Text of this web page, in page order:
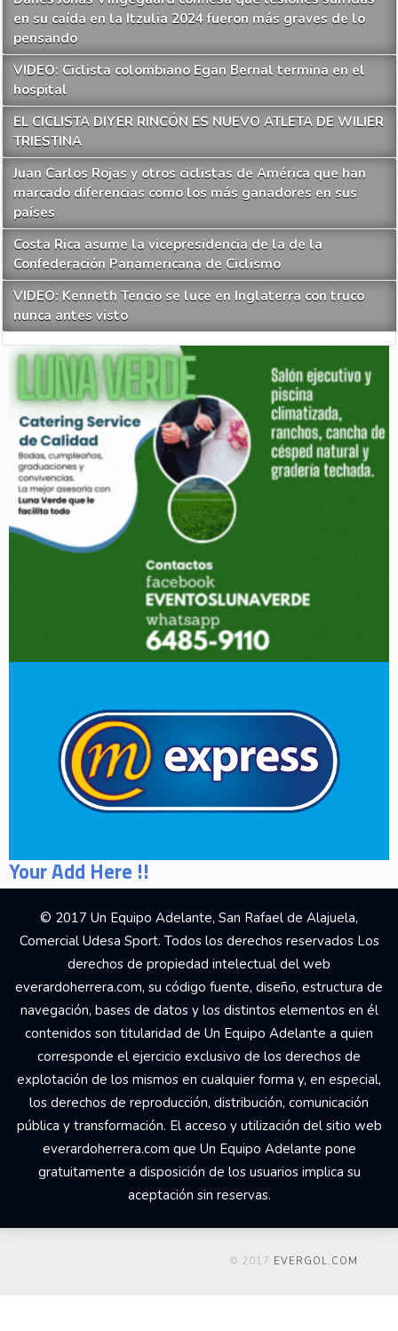
en su caída en la Itzulia 2024 fueron más graves de lo
pensando
VIDEO: Ciclista colombiano Egan Bernal termina en el
hospital
EL CICLISTA DIYER RINCÓN ES NUEVO ATLETA DE WILIER
TRIESTINA
Juan Carlos Rojas y otros ciclistas de América que han
marcado diferencias como los más ganadores en sus
países
Costa Rica asume la vicepresidencia de la de la
Confederación Panamericana de Ciclismo
VIDEO: Kenneth Tencio se luce en Inglaterra con truco
nunca antes visto
Your Add Here !!
© 2017 Un Equipo Adelante, San Rafael de Alajuela,
Comercial Udesa Sport. Todos los derechos reservados Los
derechos de propiedad intelectual del web
everardoherrera.com, su código fuente, diseño, estructura de
navegación, bases de datos y los distintos elementos en él
contenidos son titularidad de Un Equipo Adelante a quien
corresponde el ejercicio exclusivo de los derechos de
explotación de los mismos en cualquier forma y, en especial,
los derechos de reproducción, distribución, comunicación
pública y transformación. El acceso y utilización del sitio web
everardoherrera.com que Un Equipo Adelante pone
gratuitamente a disposición de los usuarios implica su
aceptación sin reservas.
© 2017 EVERGOL.COM